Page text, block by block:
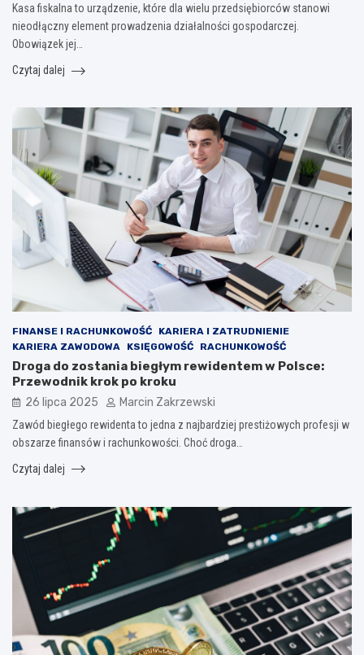
Kasa fiskalna to urządzenie, które dla wielu przedsiębiorców stanowi
nieodłączny element prowadzenia działalności gospodarczej.
Obowiązek jej…
Czytaj dalej
FINANSE I RACHUNKOWOŚĆ
KARIERA I ZATRUDNIENIE
KARIERA ZAWODOWA
KSIĘGOWOŚĆ RACHUNKOWOŚĆ
Droga do zostania biegłym rewidentem w Polsce:
Przewodnik krok po kroku
26 lipca 2025 Marcin Zakrzewski
Zawód biegłego rewidenta to jedna z najbardziej prestiżowych profesji w
obszarze finansów i rachunkowości. Choć droga…
Czytaj dalej